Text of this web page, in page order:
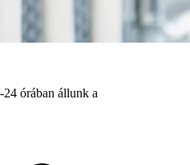
órában állunk a